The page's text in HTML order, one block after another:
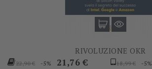
RIVOLUZIONE OKR
Prezzo
22,90 € -5% Prezzo
21,76 €
Prezzo
18,99 € -5%